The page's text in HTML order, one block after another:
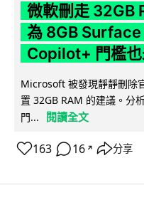
微軟刪走 32GB
為 8GB Surface
Copilot+ 門檻也
Microsoft 被發現靜靜刪除
置 32GB RAM 的建議。分
門...
閱讀全文
163 16 ↗ 分享